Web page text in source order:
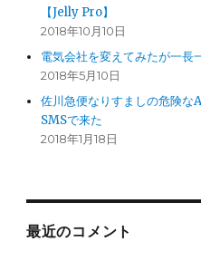
【Jelly Pro】
2018年10月10日
電気会社を変えてみたが一長
2018年5月10日
佐川急便なりすましの危険
SMSで来た
2018年1月18日
最近のコメント